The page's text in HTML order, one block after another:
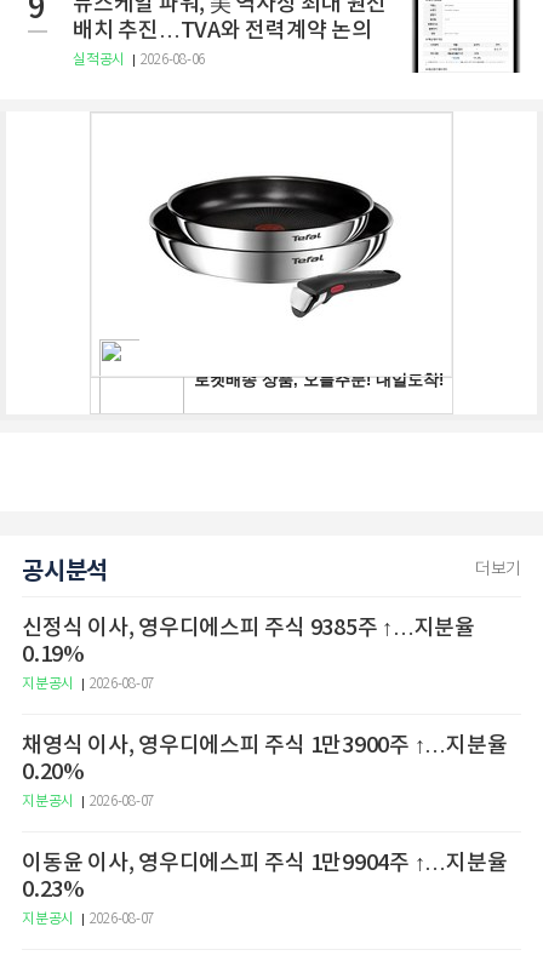
9
배치 추진…TVA와 전력계약 논의
실적공시 2026-08-06
공시분석 더보기
신정식 이사, 영우디에스피 주식 9385주 ↑…지분율
0.19%
지분공시 2026-08-07
채영식 이사, 영우디에스피 주식 1만3900주 ↑…지분율
0.20%
지분공시 2026-08-07
이동윤 이사, 영우디에스피 주식 1만9904주 ↑…지분율
0.23%
지분공시 2026-08-07